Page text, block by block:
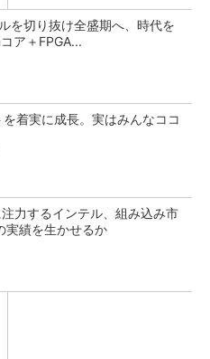
を切り抜け全盛期へ、時代を
ア＋FPGA...
着実に成長。実はみんなココ
力するインテル、組み込み市
実績を生かせるか